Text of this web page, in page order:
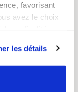
favorisant
avez le choix
relative aux
les détails
d'achat & FAQ
Enfant
un cadenas TSA